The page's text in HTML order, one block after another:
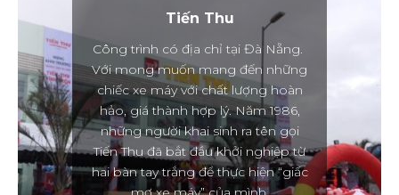
Tiến Thu
Công trình có địa chỉ tại Đà Nẵng.
Với mong muốn mang đến những
chiếc xe máy với chất lượng hoàn
hảo, giá thành hợp lý. Năm 1986,
những người khai sinh ra tên gọi
Tiến Thu đã bắt đầu khởi nghiệp từ
hai bàn tay trắng để thực hiện “giấc